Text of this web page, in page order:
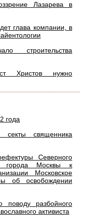
Лазарева в
глава компании, в
строительства
Христов нужно
года
секты священника
Северного
города Москвы к
Московское
об освобождении
разбойного
активиста